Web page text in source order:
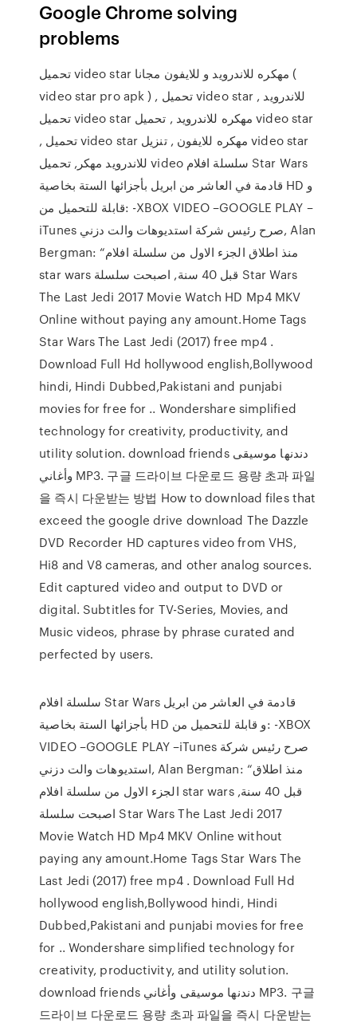
Google Chrome solving
problems
تحميل video star مهكره للاندرويد و للايفون مجانا (
video star pro apk ) , تحميل video star للاندرويد ,
تحميل video star مهكره للاندرويد , تحميل video star
, تحميل video star مهكره للايفون , تنزيل video star
للاندرويد مهكر, تحميل video سلسلة افلام Star Wars
قادمة في العاشر من ابريل بأجزائها الستة بخاصية HD و
قابلة للتحميل من: -XBOX VIDEO –GOOGLE PLAY –
iTunes صرح رئيس شركة استديوهات والت دزني, Alan
Bergman: “منذ اطلاق الجزء الاول من سلسلة افلام
star wars قبل 40 سنة, اصبحت سلسلة Star Wars
The Last Jedi 2017 Movie Watch HD Mp4 MKV
Online without paying any amount.Home Tags
Star Wars The Last Jedi (2017) free mp4 .
Download Full Hd hollywood english,Bollywood
hindi, Hindi Dubbed,Pakistani and punjabi
movies for free for .. Wondershare simplified
technology for creativity, productivity, and
utility solution. download friends دندنها موسيقى
وأغاني MP3. 구글 드라이브 다운로드 용량 초과 파일
을 즉시 다운받는 방법 How to download files that
exceed the google drive download The Dazzle
DVD Recorder HD captures video from VHS,
Hi8 and V8 cameras, and other analog sources.
Edit captured video and output to DVD or
digital. Subtitles for TV-Series, Movies, and
Music videos, phrase by phrase curated and
perfected by users.
سلسلة افلام Star Wars قادمة في العاشر من ابريل
بأجزائها الستة بخاصية HD و قابلة للتحميل من: -XBOX
VIDEO –GOOGLE PLAY –iTunes صرح رئيس شركة
استديوهات والت دزني, Alan Bergman: “منذ اطلاق
الجزء الاول من سلسلة افلام star wars قبل 40 سنة,
اصبحت سلسلة Star Wars The Last Jedi 2017
Movie Watch HD Mp4 MKV Online without
paying any amount.Home Tags Star Wars The
Last Jedi (2017) free mp4 . Download Full Hd
hollywood english,Bollywood hindi, Hindi
Dubbed,Pakistani and punjabi movies for free
for .. Wondershare simplified technology for
creativity, productivity, and utility solution.
download friends دندنها موسيقى وأغاني MP3. 구글
드라이브 다운로드 용량 초과 파일을 즉시 다운받는